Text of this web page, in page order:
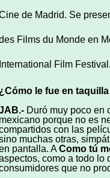
de Madrid. Se
Films du Monde en
International Film Festival.
¿Cómo le fue en
Duró muy poco en
mexicano porque no es
con las
muchas otras,
pantalla. AComo tú
como a todo lo
que no